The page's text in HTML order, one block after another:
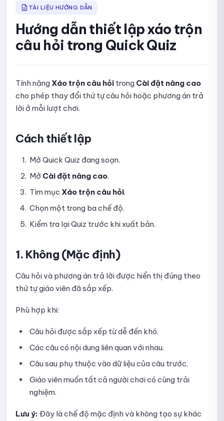
Nhập câu hỏi bằng nội dung hoặc tệp
Tạo câu hỏi bằng AI
Chọn câu hỏi cụ thể từ thư viện
Hướng dẫn chia bài kiểm tra thành nhiều phần
Hướng dẫn thiết lập Form trước khi làm bài
Thiết lập hiển thị kết quả bài thi
Hướng dẫn thiết lập chấm điểm và số lần làm bài
Hướng dẫn thiết lập Bảo mật và giám sát thi online
Hướng dẫn thiết lập tùy chọn hiển thị
Hướng dẫn dừng đăng, chỉnh sửa và đăng lại bài kiểm tra
Hướng dẫn xem danh sách bài nộp
Hướng dẫn xem chi tiết bài nộp và xác nhận điểm
Hướng dẫn xem dữ liệu giám sát bài kiểm tra
Hướng dẫn xem thống kê bài thi
Hướng dẫn sao chép bài kiểm tra
Hướng dẫn xóa bài thi
TÀI LIỆU HƯỚNG DẪN
Hướng dẫn thiết lập xáo trộn
câu hỏi trong Quick Quiz
Tính năng Xáo trộn câu hỏi trong Cài đặt nâng cao
cho phép thay đổi thứ tự câu hỏi hoặc phương án trả
lời ở mỗi lượt chơi.
Cách thiết lập
Mở Quick Quiz đang soạn.
Mở Cài đặt nâng cao.
Tìm mục Xáo trộn câu hỏi.
Chọn một trong ba chế độ.
Kiểm tra lại Quiz trước khi xuất bản.
1. Không (Mặc định)
Câu hỏi và phương án trả lời được hiển thị đúng theo
thứ tự giáo viên đã sắp xếp.
Phù hợp khi:
Câu hỏi được sắp xếp từ dễ đến khó.
Các câu có nội dung liên quan với nhau.
Câu sau phụ thuộc vào dữ liệu của câu trước.
Giáo viên muốn tất cả người chơi có cùng trải
nghiệm.
Lưu ý: Đây là chế độ mặc định và không tạo sự khác